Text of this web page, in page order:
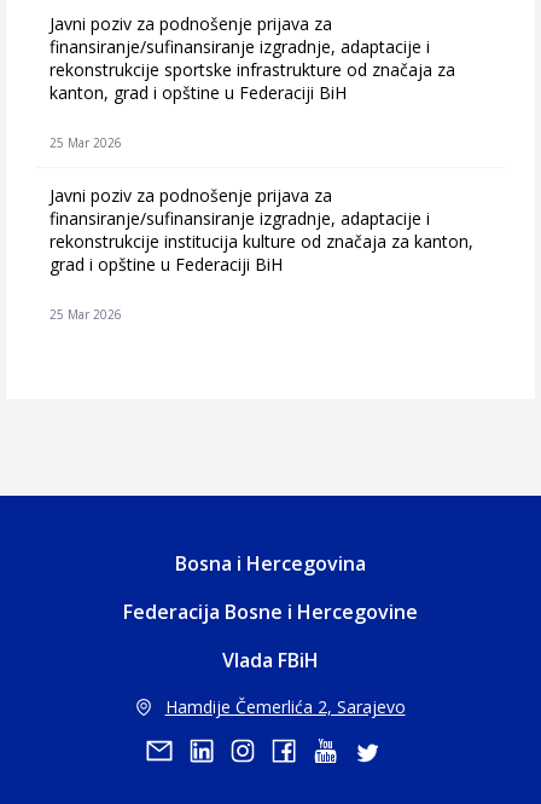
Javni poziv za podnošenje prijava za
finansiranje/sufinansiranje izgradnje, adaptacije i
rekonstrukcije sportske infrastrukture od značaja za
kanton, grad i opštine u Federaciji BiH
25 Mar 2026
Javni poziv za podnošenje prijava za
finansiranje/sufinansiranje izgradnje, adaptacije i
rekonstrukcije institucija kulture od značaja za kanton,
grad i opštine u Federaciji BiH
25 Mar 2026
Bosna i Hercegovina
Federacija Bosne i Hercegovine
Vlada FBiH
Hamdije Čemerlića 2, Sarajevo